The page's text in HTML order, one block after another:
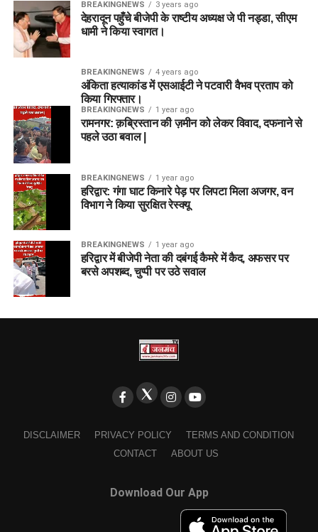
BREAKINGNEWS 3 years ago
देहरादून पहुँचे बीजेपी के राष्टीय अध्यक्ष जे पी नड्डा, सीएम
धामी ने किया स्वागत।
BREAKINGNEWS 4 years ago
अंकिता हत्याकांड में एसआईटी ने पटवारी वैभव प्रताप को
किया गिरफ्तार।
BREAKINGNEWS 1 year ago
रामनगर: क़ब्रिस्तान की ज़मीन को लेकर विवाद, दफनाने से
पहले उठा बवाल |
BREAKINGNEWS 1 year ago
हरिद्वार: गंगा घाट किनारे पेड़ पर लिपटा मिला अजगर, वन
विभाग ने किया सुरक्षित रेस्क्यू
BREAKINGNEWS 1 year ago
हरिद्वार में बीजेपी नेता की दबंगई कैमरे में कैद, अफसर पर
बरसे अपशब्द, चुप्पी पर उठे सवाल
DISCLAIMER PRIVACY POLICY
TERMS AND CONDITION
CONTACT
ABOUT US
Download Our App